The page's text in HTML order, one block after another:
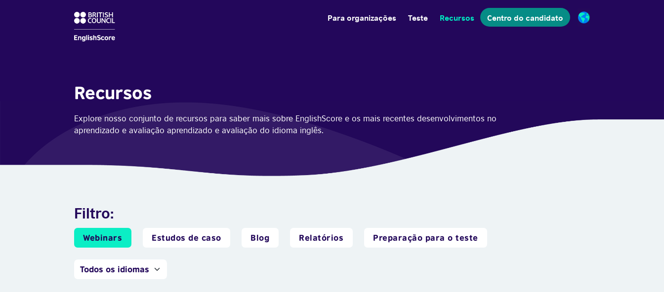
Para organizações Teste Recursos Centro do candidato
Recursos
Explore nosso conjunto de recursos para saber mais sobre EnglishScore e os mais recentes desenvolvimentos no
aprendizado e avaliação aprendizado e avaliação do idioma inglês.
Filtro:
Webinars Estudos de caso Blog Relatórios Preparação para o teste